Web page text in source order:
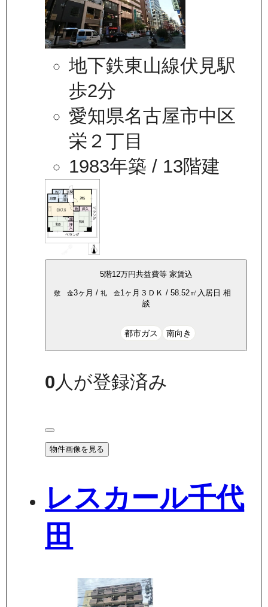
地下鉄東山線伏見駅
歩2分
愛知県名古屋市中区
栄２丁目
1983年築 / 13階建
5階12万円共益費等 家賃込
敷 金3ヶ月 / 礼 金1ヶ月 ３ＤＫ / 58.52㎡ 入居日 相
談
都市ガス 南向き
0 人が登録済み
物件画像を見る
レスカール千代
田